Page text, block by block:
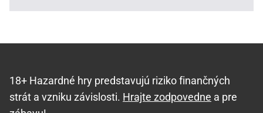
18+ Hazardné hry predstavujú riziko finančných
strát a vzniku závislosti. Hrajte zodpovedne a pre